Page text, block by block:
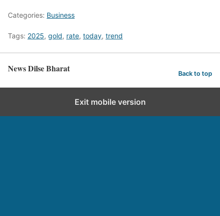
Categories: Business
Tags: 2025, gold, rate, today, trend
News Dilse Bharat Back to top
Exit mobile version